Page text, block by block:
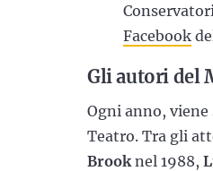
Facebook
Gli autori del
Ogni anno,
Teatro. Tra gli
Brook nel 1988,